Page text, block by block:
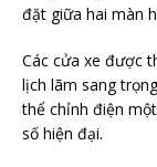
đặt giữa hai màn
Các cửa xe được
lịch lãm sang
thể chỉnh điện
số hiện đại.